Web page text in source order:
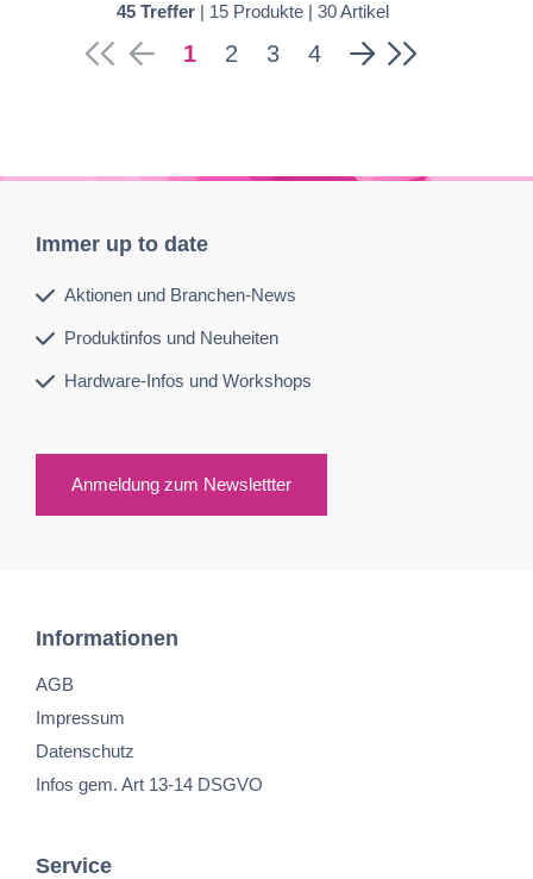
45 Treffer| 15 Produkte | 30 Artikel
1 2 3 4
Immer up to date
Aktionen und Branchen-News
Produktinfos und Neuheiten
Hardware-Infos und Workshops
Anmeldung zum Newslettter
Informationen
AGB
Impressum
Datenschutz
Infos gem. Art 13-14 DSGVO
Service